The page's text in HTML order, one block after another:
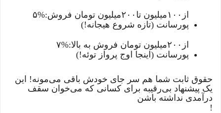
از ۱۰۰میلیون تا ۲۰۰میلیون تومان فروش:۵%
پورسانت (تازه شروع هیجانه!)
از ۲۰۰میلیون تومان فروش به بالا:۷%
پورسانت (اینجا اوج پرواز توئه!)
حقوق ثابت شما هم سر جای خودش باقی می‌مونه! این
یک پیشنهاد بی‌رقیبه برای کسانی که می‌خوان سقف
درآمدی نداشته باشن
!